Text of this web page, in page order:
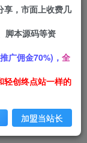
享，市面上收费几
脚本源码等资
广佣金70%)， 全
轻创终点站一样的
加盟当站长